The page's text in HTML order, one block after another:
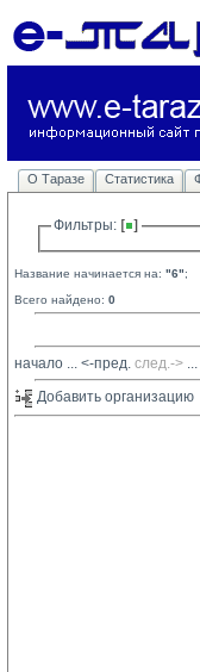
О Таразе Статистика
Фильтры:
Название начинается на: "6";
Всего найдено: 0
начало ... <-пред. след.-> ...
Добавить организацию